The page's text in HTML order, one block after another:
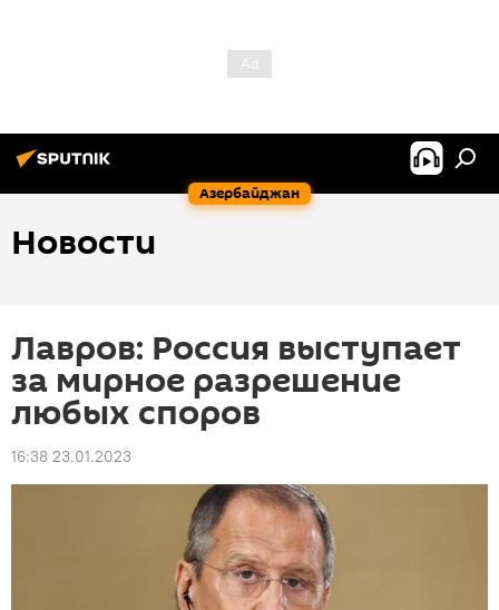
Азербайджан
Новости
Лавров: Россия выступает
за мирное разрешение
любых споров
16:38 23.01.2023